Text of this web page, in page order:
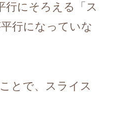
行にそろえる「ス
行になっていな
とで、スライス